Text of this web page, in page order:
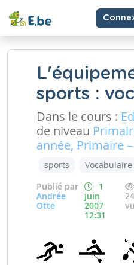
sports :
Dans le cours :
de niveau
année, Primaire
sports
Vocabulaire
Publié par
Andrée
Otte
1
juin
2007
12:31